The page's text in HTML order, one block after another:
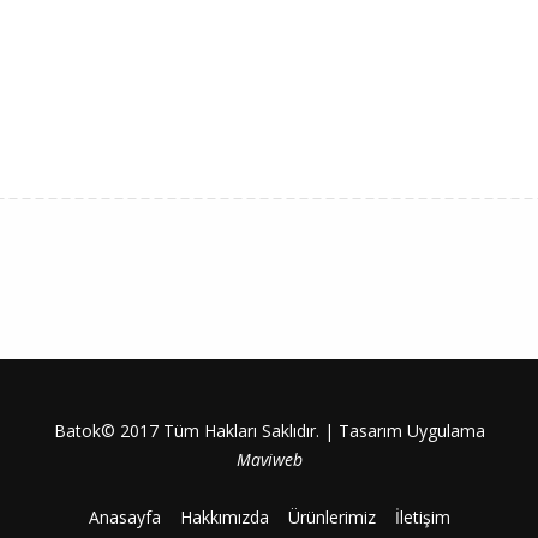
Batok© 2017 Tüm Hakları Saklıdır. | Tasarım Uygulama
Maviweb
Anasayfa Hakkımızda Ürünlerimiz İletişim